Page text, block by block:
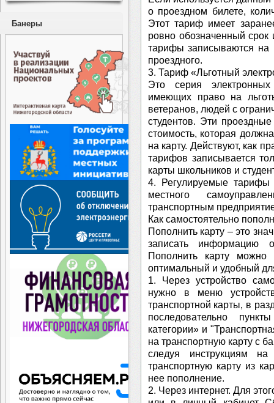
Банеры
о проездном билете,
Этот тариф имеет
ровно обозначенный срок
тарифы записываются на
проездного.
3. Тариф «Льготный
Это серия
имеющих право на
ветеранов, людей с
студентов. Эти
стоимость, которая
на карту. Действуют, как
тарифов записывается
карты школьников и
4. Регулируемые тарифы
местного
транспортным
Как самостоятельно
Пополнить карту – это
записать информацию
Пополнить карту
оптимальный и удобный
1. Через устройство
нужно в меню
транспортной карты, в
последовательно
категории» и
на транспортную карту с
следуя инструкциям
транспортную карту из
нее пополнение.
2. Через интернет. Для